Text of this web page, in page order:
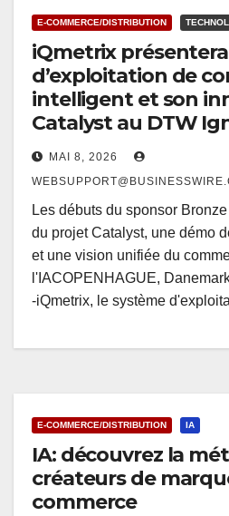
E-COMMERCE/DISTRIBUTION
iQmetrix
d’exploitation de
intelligent et son
Catalyst au DTW
MAI 8, 2026
Les débuts du sponsor
du projet Catalyst, une démo
et une vision unifiée du
l'IACOPENHAGUE,
-iQmetrix, le système
E-COMMERCE/DISTRIBUTION IA
IA: découvrez la
créateurs de
commerce